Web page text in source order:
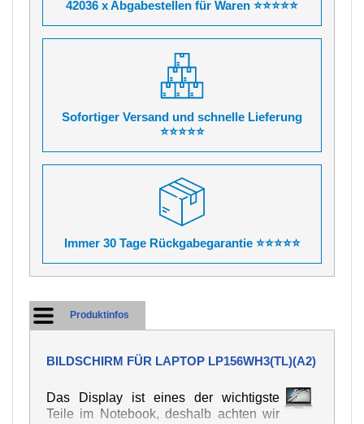
42036 x Abgabestellen für Waren ⭐⭐⭐⭐⭐
Sofortiger Versand und schnelle Lieferung
⭐⭐⭐⭐⭐
Immer 30 Tage Rückgabegarantie ⭐⭐⭐⭐⭐
Produktinfos
BILDSCHIRM FÜR LAPTOP LP156WH3(TL)(A2)
Das Display ist eines der wichtigste
Teile im Notebook, deshalb achten wir